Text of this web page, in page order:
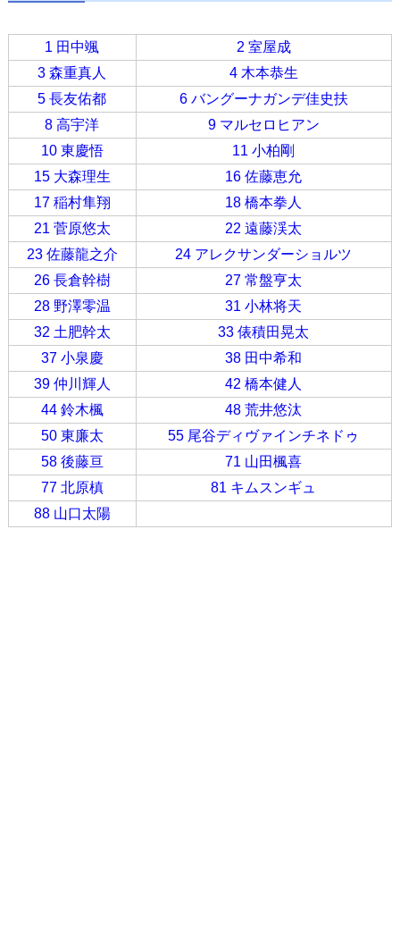
1 田中颯
2 室屋成
3 森重真人
4 木本恭生
5 長友佑都
6 バングーナガンデ佳史扶
8 高宇洋
9 マルセロヒアン
10 東慶悟
11 小柏剛
15 大森理生
16 佐藤恵允
17 稲村隼翔
18 橋本拳人
21 菅原悠太
22 遠藤渓太
23 佐藤龍之介
24 アレクサンダーショルツ
26 長倉幹樹
27 常盤亨太
28 野澤零温
31 小林将天
32 土肥幹太
33 俵積田晃太
37 小泉慶
38 田中希和
39 仲川輝人
42 橋本健人
44 鈴木楓
48 荒井悠汰
50 東廉太
55 尾谷ディヴァインチネドゥ
58 後藤亘
71 山田楓喜
77 北原槙
81 キムスンギュ
88 山口太陽